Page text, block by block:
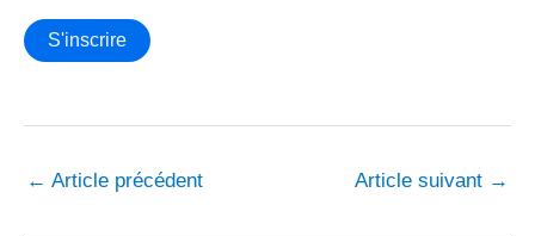
← Article précédent Article suivant →